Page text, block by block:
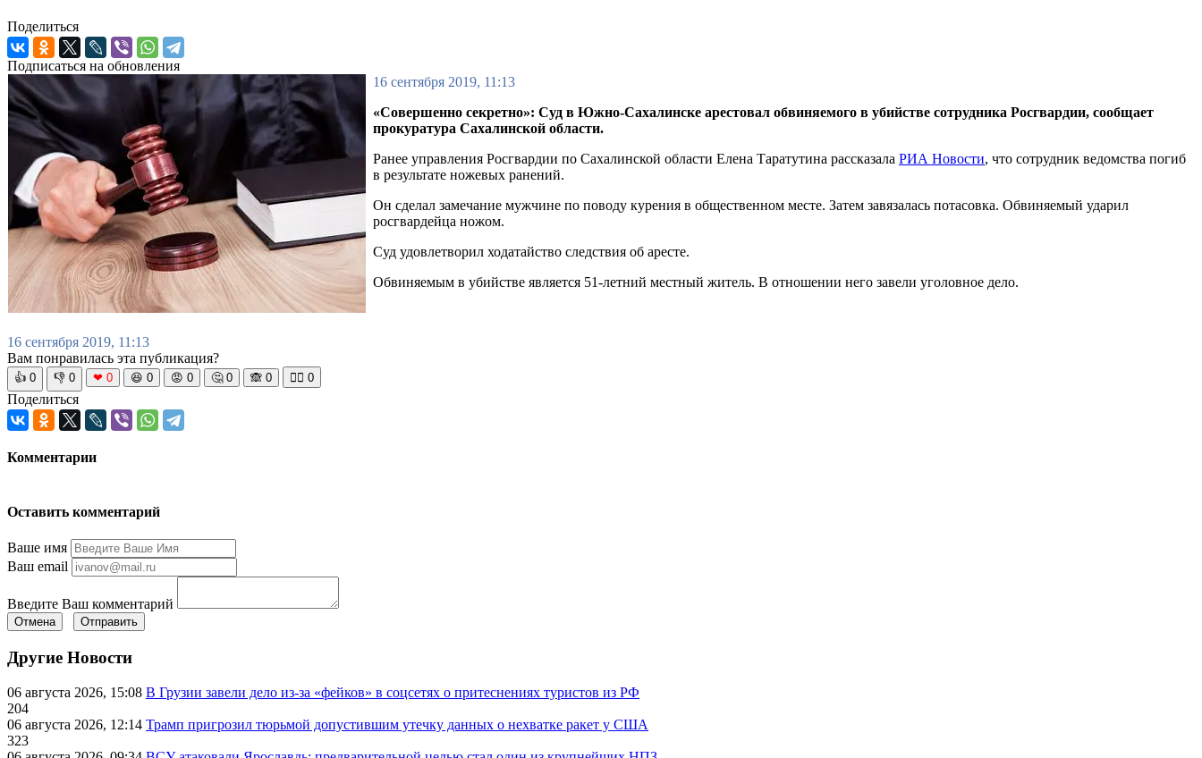
Поделиться
Подписаться на обновления
16 сентября 2019, 11:13
«Совершенно секретно»: Суд в Южно-Сахалинске арестовал обвиняемого в убийстве сотрудника Росгвардии, сообщает
прокуратура Сахалинской области.
Ранее управления Росгвардии по Сахалинской области Елена Таратутина рассказала РИА Новости, что сотрудник ведомства погиб
в результате ножевых ранений.
Он сделал замечание мужчине по поводу курения в общественном месте. Затем завязалась потасовка. Обвиняемый ударил
росгвардейца ножом.
Суд удовлетворил ходатайство следствия об аресте.
Обвиняемым в убийстве является 51-летний местный житель. В отношении него завели уголовное дело.
16 сентября 2019, 11:13
Вам понравилась эта публикация?
👍 0 👎 0 ❤ 0 😆 0 😡 0 🤔 0 🙈 0 🧘‍♀️ 0
Поделиться
Комментарии
Оставить комментарий
Ваше имя
Ваш email
Введите Ваш комментарий
Отмена Отправить
Другие Новости
06 августа 2026, 15:08 В Грузии завели дело из-за «фейков» в соцсетях о притеснениях туристов из РФ
204
06 августа 2026, 12:14 Трамп пригрозил тюрьмой допустившим утечку данных о нехватке ракет у США
323